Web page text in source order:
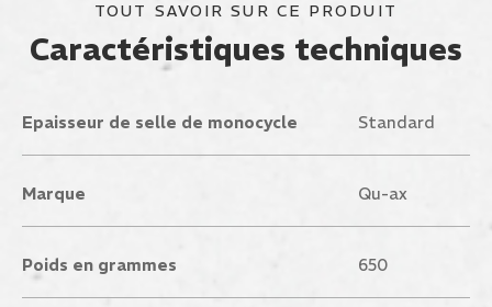
TOUT SAVOIR SUR CE PRODUIT
Caractéristiques techniques
Epaisseur de selle de monocycle Standard
Marque Qu-ax
Poids en grammes 650